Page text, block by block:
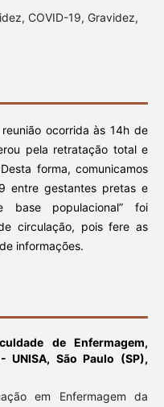
COVID-19, Gravidez,
ocorrida às 14h de
pela retratação total e
forma, comunicamos
entre gestantes pretas e
base populacional” foi
circulação, pois fere as
informações.
de Enfermagem,
UNISA, São Paulo (SP),
em Enfermagem da